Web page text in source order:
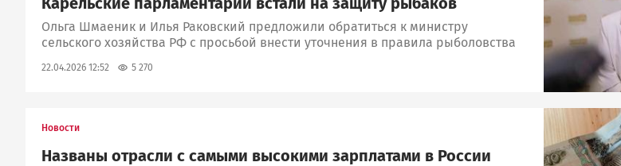
Ольга Шмаеник и Илья Раковский предложили обратиться к министру
сельского хозяйства РФ с просьбой внести уточнения в правила рыболовства
22.04.2026 12:52 5 270
Новости
Названы отрасли с самыми высокими зарплатами в России
Image